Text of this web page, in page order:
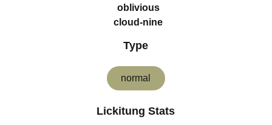
oblivious
cloud-nine
Type
normal
Lickitung Stats